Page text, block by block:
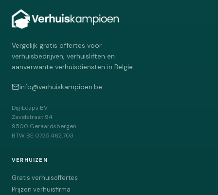
Vergelijk gratis offertes voor
verhuisbedrijven, verhuisliften en
aanverwante verhuisdiensten in Belgie.
info@verhuiskampioen.be
DigiLeaps BV
Zavelstraat 94
9500 Geraardsbergen
BTW BE 0725.462.703
VERHUIZEN
Gratis verhuisoffertes
Prijzen verhuisfirma